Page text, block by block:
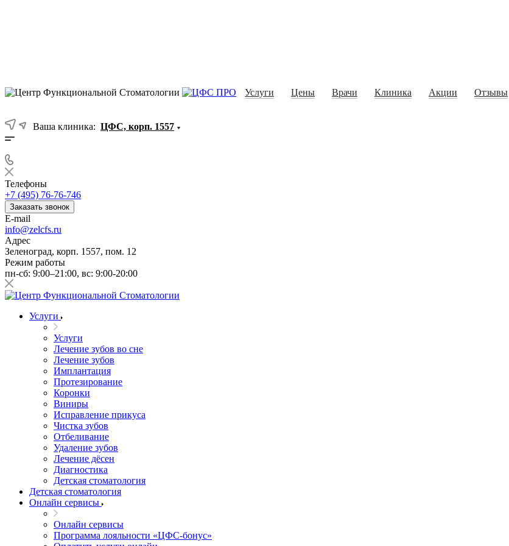
Услуги Цены Врачи Клиника Акции Отзывы
Ваша клиника: ЦФС, корп. 1557
Телефоны
+7 (495) 76-76-746
Заказать звонок
E-mail
info@zelcfs.ru
Адрес
Зеленоград, корп. 1557, пом. 12
Режим работы
пн-сб: 9:00–21:00, вс: 9:00-20:00
Услуги
Услуги
Лечение зубов во сне
Лечение зубов
Имплантация
Протезирование
Коронки
Виниры
Исправление прикуса
Чистка зубов
Отбеливание
Удаление зубов
Лечение дёсен
Диагностика
Детская стоматология
Детская стоматология
Онлайн сервисы
Онлайн сервисы
Программа лояльности «ЦФС-бонус»